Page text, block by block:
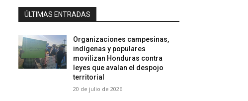
ÚLTIMAS ENTRADAS
Organizaciones campesinas,
indígenas y populares
movilizan Honduras contra
leyes que avalan el despojo
territorial
20 de julio de 2026